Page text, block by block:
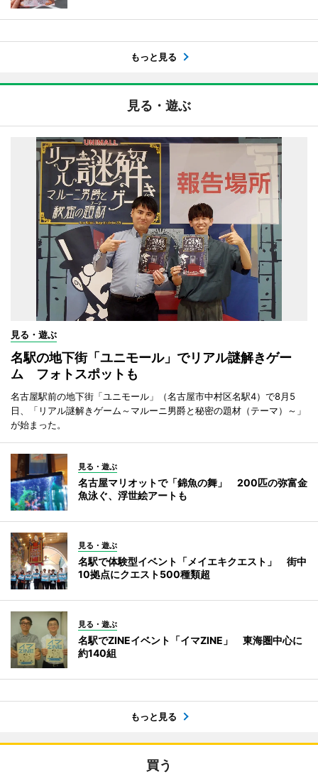
もっと見る
見る・遊ぶ
見る・遊ぶ
名駅の地下街「ユニモール」でリアル謎解きゲー
ム フォトスポットも
名古屋駅前の地下街「ユニモール」（名古屋市中村区名駅4）で8月5
日、「リアル謎解きゲーム～マルーニ男爵と秘密の題材（テーマ）～」
が始まった。
見る・遊ぶ
名古屋マリオットで「錦魚の舞」 200匹の弥富金
魚泳ぐ、浮世絵アートも
見る・遊ぶ
名駅で体験型イベント「メイエキクエスト」 街中
10拠点にクエスト500種類超
見る・遊ぶ
名駅でZINEイベント「イマZINE」 東海圏中心に
約140組
もっと見る
買う